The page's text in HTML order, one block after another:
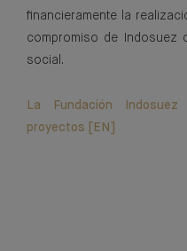
financieramente la
compromiso de Indosuez
social.
La Fundación
proyectos [EN]